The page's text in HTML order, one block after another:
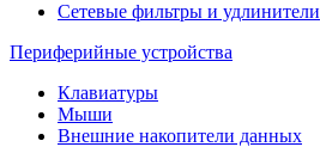
Сетевые фильтры и удлинители
Периферийные устройства
Клавиатуры
Мыши
Внешние накопители данных